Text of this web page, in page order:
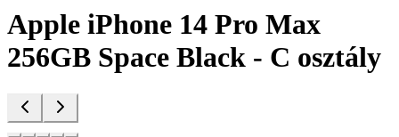
Apple iPhone 14 Pro Max
256GB Space Black - C osztály